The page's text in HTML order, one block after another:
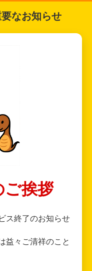
なお知らせ
ご挨拶
ス終了のお知らせ
益々ご清祥のこと